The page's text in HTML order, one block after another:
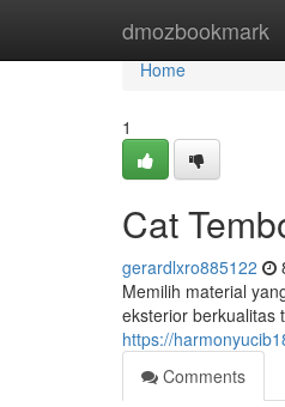
dmozbookmark
Home
Home
1
Cat
gerardlxro885122
Memilih material
eksterior berkualitas
https://
Comments